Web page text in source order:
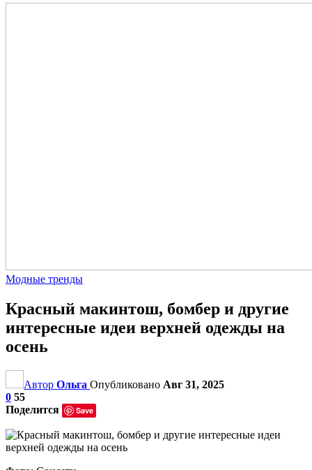
Модные тренды
Красный макинтош, бомбер и другие
интересные идеи верхней одежды на
осень
Автор Ольга Опубликовано Авг 31, 2025
0 55
Поделится
Save